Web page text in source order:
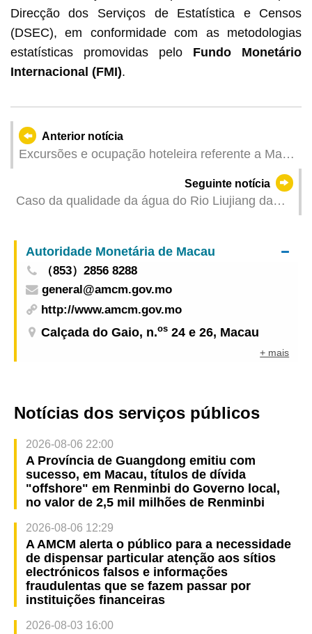
Direcção dos Serviços de Estatística e Censos
(DSEC), em conformidade com as metodologias
estatísticas promovidas pelo Fundo Monetário
Internacional (FMI).
Anterior notícia
Excursões e ocupação hoteleira referente a Maio
Seguinte notícia
Caso da qualidade da água do Rio Liujiang da
segurança no abastecimento de água a Macau
Autoridade Monetária de Macau
（853）2856 8288
general@amcm.gov.mo
http://www.amcm.gov.mo
Calçada do Gaio, n.os 24 e 26, Macau
+ mais
Notícias dos serviços públicos
2026-08-06 22:00
A Província de Guangdong emitiu com
sucesso, em Macau, títulos de dívida
"offshore" em Renminbi do Governo local,
no valor de 2,5 mil milhões de Renminbi
2026-08-06 12:29
A AMCM alerta o público para a necessidade
de dispensar particular atenção aos sítios
electrónicos falsos e informações
fraudulentas que se fazem passar por
instituições financeiras
2026-08-03 16:00